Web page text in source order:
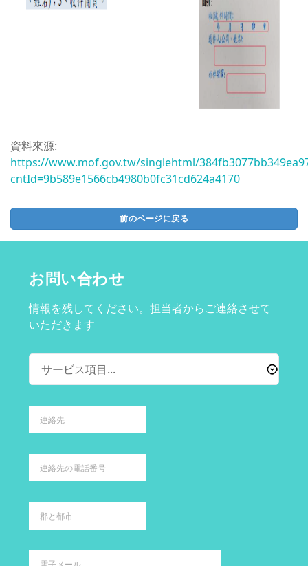
資料來源:
https://www.mof.gov.tw/singlehtml/
cntId=9b589e1566cb4980b0fc31cd624a4170
前のページに戻る
お問い合わせ
情報を残してください。担当者からご連絡させて
いただきます